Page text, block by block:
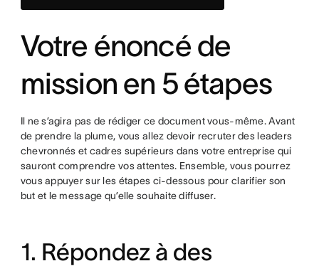
Votre énoncé de
mission en 5 étapes
Il ne s’agira pas de rédiger ce document vous-même. Avant
de prendre la plume, vous allez devoir recruter des leaders
chevronnés et cadres supérieurs dans votre entreprise qui
sauront comprendre vos attentes. Ensemble, vous pourrez
vous appuyer sur les étapes ci-dessous pour clarifier son
but et le message qu’elle souhaite diffuser.
1. Répondez à des